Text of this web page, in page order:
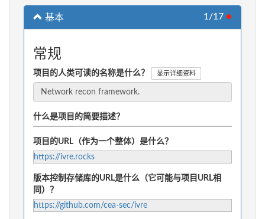
基本 1/17 ●
常规
项目的人类可读的名称是什么？ 显示详细资料
什么是项目的简要描述？
项目的URL（作为一个整体）是什么？
https://ivre.rocks
版本控制存储库的URL是什么（它可能与项目URL相
同）？
https://github.com/cea-sec/ivre